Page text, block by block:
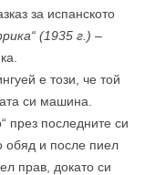
за испанското
(1935 г.) –
е този, че той
си машина.
през последните си
обяд и после пиел
прав, докато си